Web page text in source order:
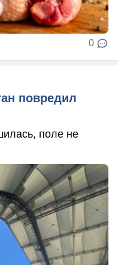
0
повредил
поле не